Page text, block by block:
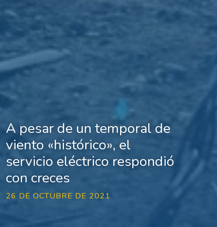
A pesar de un temporal de
viento «histórico», el
servicio eléctrico respondió
con creces
26 DE OCTUBRE DE 2021